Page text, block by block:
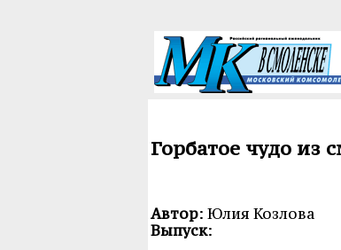
Горбатое чудо из
Автор: Юлия Козлова
Выпуск: